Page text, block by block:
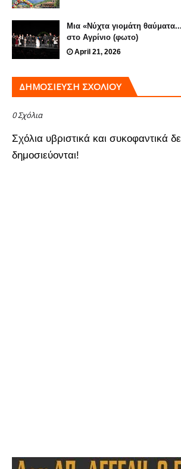
Μια «Νύχτα γιομάτη
στο Αγρίνιο (φωτο)
April 21, 2026
ΔΗΜΟΣΊΕΥΣΗ ΣΧΟΛΊΟΥ
0 Σχόλια
Σχόλια υβριστικά και συκοφαντικά
δημοσιεύονται!